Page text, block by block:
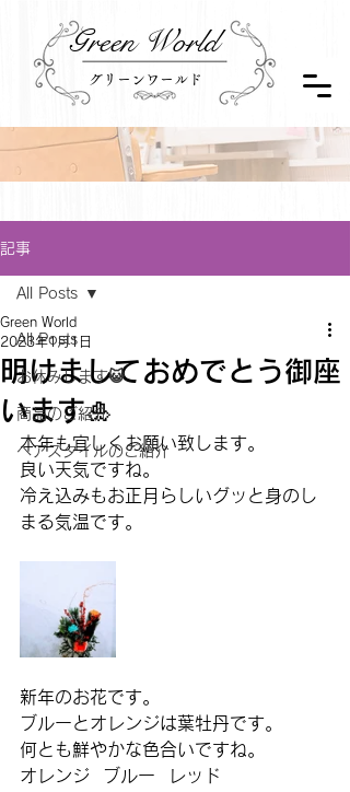
Green World
グリーンワールド
記事
All Posts
お休みします😺
商品のご紹介
ヘアスタイルのご紹介
All Posts
明けましておめでとう御座
います🎍
Green World
2023年1月1日
本年も宜しくお願い致します。
良い天気ですね。
冷え込みもお正月らしいグッと身のし
まる気温です。
新年のお花です。
ブルーとオレンジは葉牡丹です。
何とも鮮やかな色合いですね。
オレンジ  ブルー  レッド